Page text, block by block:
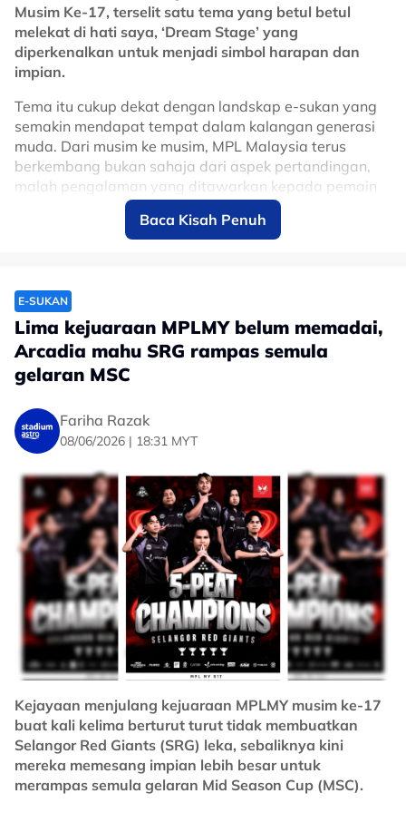
Musim Ke-17, terselit satu tema yang betul betul
melekat di hati saya, ‘Dream Stage’ yang
diperkenalkan untuk menjadi simbol harapan dan
impian.
Tema itu cukup dekat dengan landskap e-sukan yang
semakin mendapat tempat dalam kalangan generasi
muda. Dari musim ke musim, MPL Malaysia terus
berkembang bukan sahaja dari aspek pertandingan,
malah pengalaman yang ditawarkan kepada pemain
Keunikan Dream Stage turut terserlah menerusi susun
negara ke kejohanan antarabangsa seperti Sukan Asia
di Jepun pada Oktober dan, MSC dan MWI di Esports
World Cup (EWC) 2026 di Paris Julai depan. Ia menjadi
peringatan bahawa pentas ini bukan sekadar
destinasi, tetapi titik permulaan kepada impian yang
Suasana bertambah istimewa apabila Ella membuka
tirai acara dengan beberapa lagu ikonik sebelum
menutup persembahan menerusi lagu wajib Standing
In The Eyes Of The World. Momen itu menjadi lebih
bermakna apabila Jalur Gemilang dibawa masuk ke
pentas utama, menyatukan semangat sukan, hiburan
dan patriotisme di hadapan ribuan peminat.
Di sebalik persaingan sengit yang berlangsung, Dream
Stage berjaya membawa mesej yang jelas — setiap
pemain bermula dengan sebuah impian, dan hari ini,
impian itu mampu membawa mereka dari pentas
tempatan ke pentas dunia.
No node context available.
Related Topics
#E-Sukan #MLBB #mplmy #srg #Selangor Red Giants
Baca Kisah Penuh
E-SUKAN
Lima kejuaraan MPLMY belum memadai,
Arcadia mahu SRG rampas semula
gelaran MSC
Fariha Razak
08/06/2026 | 18:31 MYT
Kejayaan menjulang kejuaraan MPLMY musim ke-17
buat kali kelima berturut turut tidak membuatkan
Selangor Red Giants (SRG) leka, sebaliknya kini
mereka memesang impian lebih besar untuk
merampas semula gelaran Mid Season Cup (MSC).